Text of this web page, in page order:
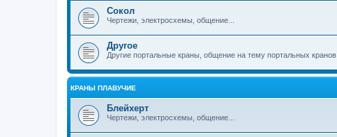
Сокол
Чертежи, электросхемы, общение...
Другое
Другие портальные краны, общение на тему портальных кранов
КРАНЫ ПЛАВУЧИЕ
Блейхерт
Чертежи, электросхемы, общение...